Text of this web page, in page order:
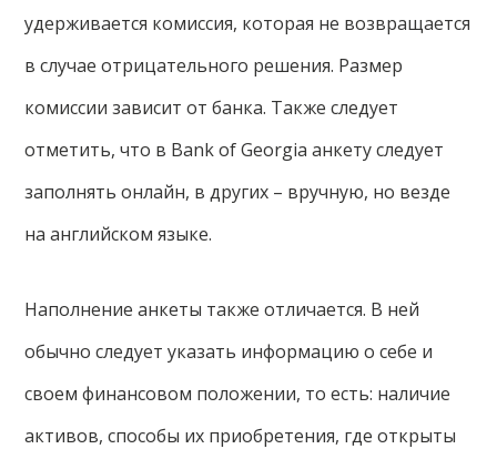
удерживается комиссия, которая не возвращается
в случае отрицательного решения. Размер
комиссии зависит от банка. Также следует
отметить, что в Bank of Georgia анкету следует
заполнять онлайн, в других – вручную, но везде
на английском языке.
Наполнение анкеты также отличается. В ней
обычно следует указать информацию о себе и
своем финансовом положении, то есть: наличие
активов, способы их приобретения, где открыты